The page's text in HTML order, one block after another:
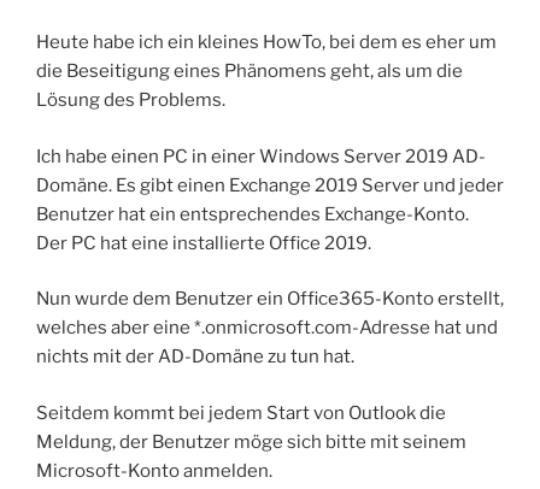
Heute habe ich ein kleines HowTo, bei dem es eher um
die Beseitigung eines Phänomens geht, als um die
Lösung des Problems.
Ich habe einen PC in einer Windows Server 2019 AD-
Domäne. Es gibt einen Exchange 2019 Server und jeder
Benutzer hat ein entsprechendes Exchange-Konto.
Der PC hat eine installierte Office 2019.
Nun wurde dem Benutzer ein Office365-Konto erstellt,
welches aber eine *.onmicrosoft.com-Adresse hat und
nichts mit der AD-Domäne zu tun hat.
Seitdem kommt bei jedem Start von Outlook die
Meldung, der Benutzer möge sich bitte mit seinem
Microsoft-Konto anmelden.